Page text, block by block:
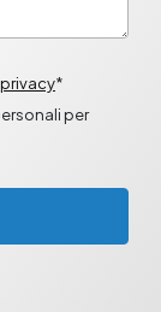
*
per